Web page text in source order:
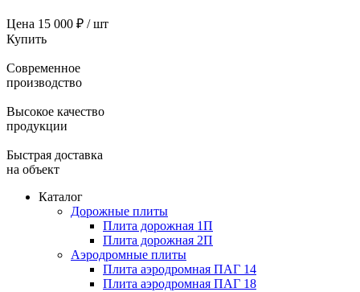
Цена 15 000 ₽ / шт
Купить
Современное
производство
Высокое качество
продукции
Быстрая доставка
на объект
Каталог
Дорожные плиты
Плита дорожная 1П
Плита дорожная 2П
Аэродромные плиты
Плита аэродромная ПАГ 14
Плита аэродромная ПАГ 18